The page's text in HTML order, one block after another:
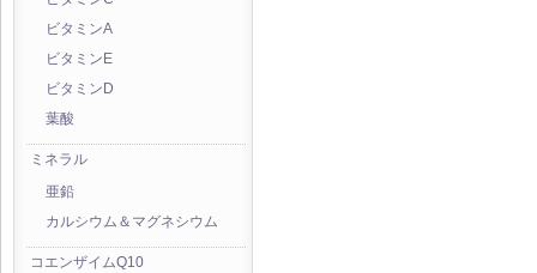
ビタミンA
ビタミンE
ビタミンD
葉酸
ミネラル
亜鉛
カルシウム＆マグネシウム
コエンザイムQ10